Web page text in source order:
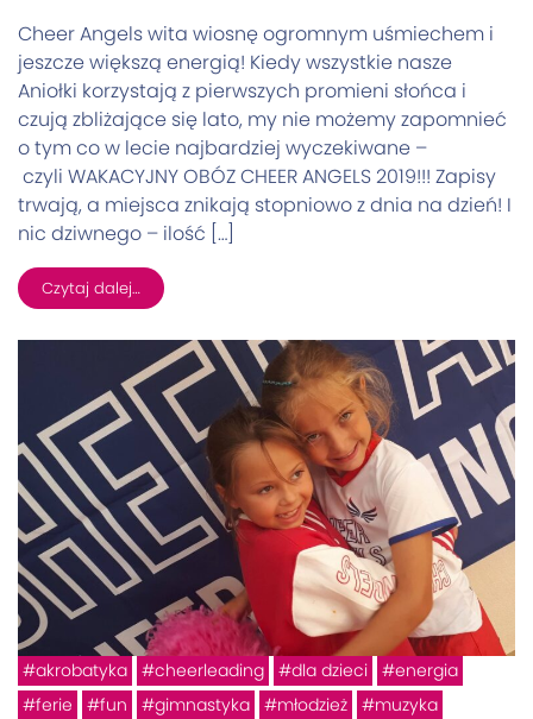
Cheer Angels wita wiosnę ogromnym uśmiechem i
jeszcze większą energią! Kiedy wszystkie nasze
Aniołki korzystają z pierwszych promieni słońca i
czują zbliżające się lato, my nie możemy zapomnieć
o tym co w lecie najbardziej wyczekiwane –
czyli WAKACYJNY OBÓZ CHEER ANGELS 2019!!! Zapisy
trwają, a miejsca znikają stopniowo z dnia na dzień! I
nic dziwnego – ilość […]
Czytaj dalej…
akrobatyka cheerleading dla dzieci
energia
ferie
fun gimnastyka młodzież
muzyka